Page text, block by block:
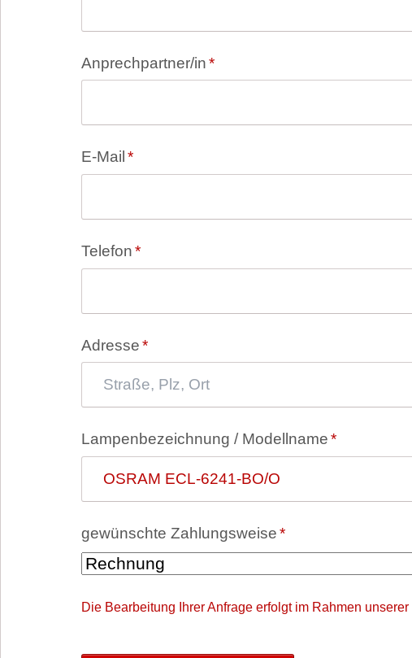
Pflichtfeld
Anprechpartner/in*
Pflichtfeld
E-Mail *
Pflichtfeld
Telefon*
Pflichtfeld
Adresse*
Pflichtfeld
Lampenbezeichnung / Modellname*
Pflichtfeld
gewünschte Zahlungsweise*
Die Bearbeitung Ihrer Anfrage erfolgt im Rahmen unserer